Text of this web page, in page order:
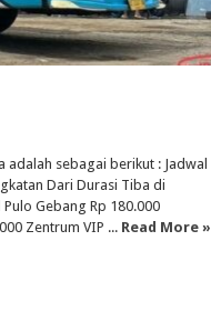
adalah sebagai berikut : Jadwal
Dari Durasi Tiba di
Gebang Rp 180.000
Zentrum VIP ... Read More »